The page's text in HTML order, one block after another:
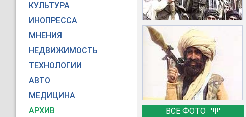
КУЛЬТУРА
ИНОПРЕССА
МНЕНИЯ
НЕДВИЖИМОСТЬ
ТЕХНОЛОГИИ
АВТО
МЕДИЦИНА
АРХИВ
ВСЕ ФОТО